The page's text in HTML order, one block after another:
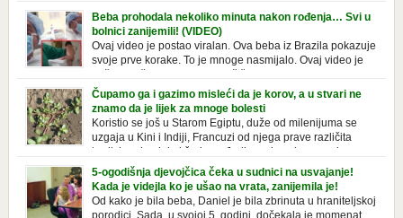
prepoznatljivog mirisa i jednostavne formule, jeste nezamenljiv inventar
u kupatilima i muškaraca i žena. Mnogi ljudi se ne odvajaju od nje, pa je
čak nose sa […]
Beba prohodala nekoliko minuta nakon rođenja… Svi u
bolnici zanijemili! (VIDEO)
Ovaj video je postao viralan. Ova beba iz Brazila pokazuje
svoje prve korake. To je mnoge nasmijalo. Ovaj video je
novorođenih beba. Video je snimila babica, pregledalo ga je preko 80
miliona ljudi. Ove babice su ostale u čudu nakon što su vidjeli kako
beba želi […]
Čupamo ga i gazimo misleći da je korov, a u stvari ne
znamo da je lijek za mnoge bolesti
Koristio se još u Starom Egiptu, duže od milenijuma se
uzgaja u Kini i Indiji, Francuzi od njega prave različita
tradicionalna jela i čorbe… Jedino mi gazimo po njemu,
čupamo ga i bacamo kao korov! Tušt je jednogodišnji, ali vrlo uporan
“korov” koji, ka­da nam se jednom nastani u bašti ili dvorištu, teško ga se
5-ogodišnja djevojčica čeka u sudnici na usvajanje!
Kada je videjla ko je ušao na vrata, zanijemila je!
Od kako je bila beba, Daniel je bila zbrinuta u hraniteljskoj
porodici. Sada, u svojoj 5. godini, dočekala je momenat